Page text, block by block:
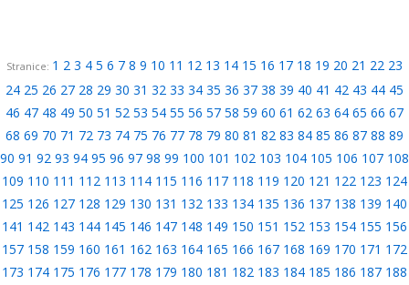
Stranice: 1 2 3 4 5 6 7 8 9 10 11 12 13 14 15 16 17 18 19 20 21 22 23
24 25 26 27 28 29 30 31 32 33 34 35 36 37 38 39 40 41 42 43 44 45
46 47 48 49 50 51 52 53 54 55 56 57 58 59 60 61 62 63 64 65 66 67
68 69 70 71 72 73 74 75 76 77 78 79 80 81 82 83 84 85 86 87 88 89
90 91 92 93 94 95 96 97 98 99 100 101 102 103 104 105 106 107 108
109 110 111 112 113 114 115 116 117 118 119 120 121 122 123 124
125 126 127 128 129 130 131 132 133 134 135 136 137 138 139 140
141 142 143 144 145 146 147 148 149 150 151 152 153 154 155 156
157 158 159 160 161 162 163 164 165 166 167 168 169 170 171 172
173 174 175 176 177 178 179 180 181 182 183 184 185 186 187 188